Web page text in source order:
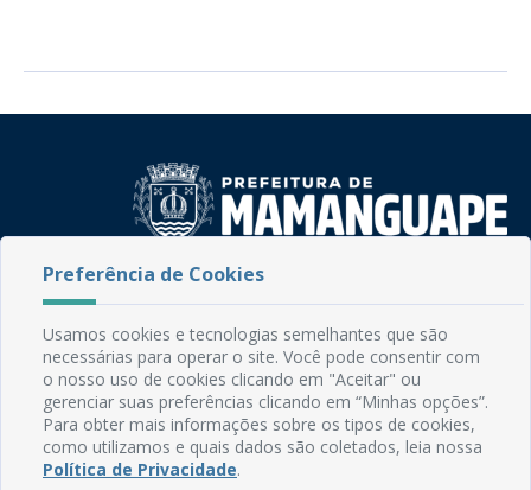
Fone: (83) 3292-2246
Email: comunicacao@mamanguape.pb.gov.br
Expediente: Segunda à Sexta, das 08h às 13h
Mapa do Site
Perguntas frequentes
Preferência de Cookies
Usamos cookies e tecnologias semelhantes que são
necessárias para operar o site. Você pode consentir com
o nosso uso de cookies clicando em "Aceitar" ou
gerenciar suas preferências clicando em “Minhas opções”.
Para obter mais informações sobre os tipos de cookies,
como utilizamos e quais dados são coletados, leia nossa
Política de Privacidade.